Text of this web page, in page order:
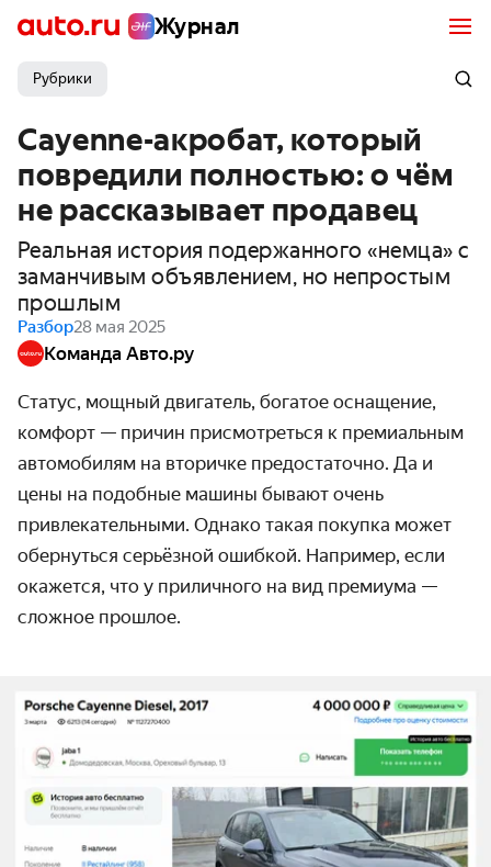
Журнал
Рубрики
Cayenne-акробат, который
повредили полностью: о чём
не рассказывает продавец
Реальная история подержанного «немца» с
заманчивым объявлением, но непростым
прошлым
Разбор28 мая 2025
Команда Авто.ру
Статус, мощный двигатель, богатое оснащение,
комфорт — причин присмотреться к премиальным
автомобилям на вторичке предостаточно. Да и
цены на подобные машины бывают очень
привлекательными. Однако такая покупка может
обернуться серьёзной ошибкой. Например, если
окажется, что у приличного на вид премиума —
сложное прошлое.